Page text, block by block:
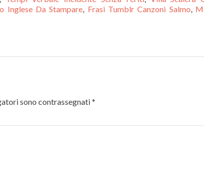
Inglese Da Stampare, Frasi Tumblr Canzoni Salmo,
sono contrassegnati*